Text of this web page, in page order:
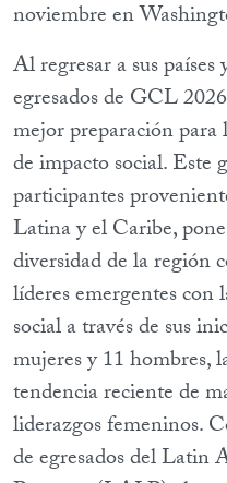
noviembre en
Al regresar a sus
egresados de GCL
mejor preparación para
de impacto social. Este
participantes
Latina y el Caribe,
diversidad de la región
líderes emergentes con
social a través de sus
mujeres y 11 hombres,
tendencia reciente de
liderazgos femeninos.
de egresados del Latin